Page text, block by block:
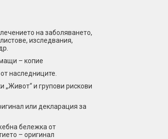
на заболяването,
изследвания,
– копие
наследниците.
„Живот“ и групови рискови
или декларация за
бележка от
– оригинал